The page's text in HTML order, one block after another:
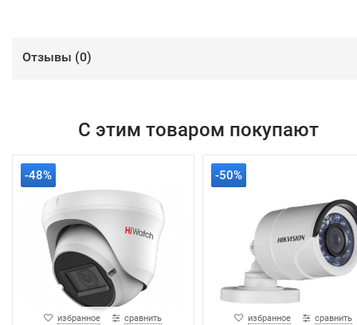
Отзывы (0)
С этим товаром покупают
-48%
избранное сравнить
-50%
избранное сравнить